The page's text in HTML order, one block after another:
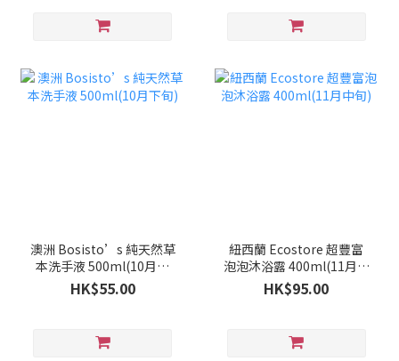
澳洲 Bosisto’s 純天然草
本洗手液 500ml(10月下
旬)
HK$55.00
紐西蘭 Ecostore 超豐富
泡泡沐浴露 400ml(11月中
旬)
HK$95.00